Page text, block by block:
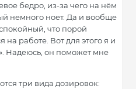
бедро, из-за чего на нём
немного ноет. Да и вообще
что порой
работе. Вот для этого я и
Надеюсь, он поможет мне
три вида дозировок: